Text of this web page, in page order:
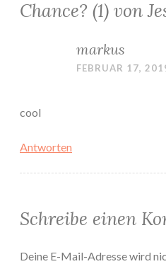
Chance? (1) von
markus
FEBRUAR 17,
cool
Antworten
Schreibe einen
Deine E-Mail-Adresse wird